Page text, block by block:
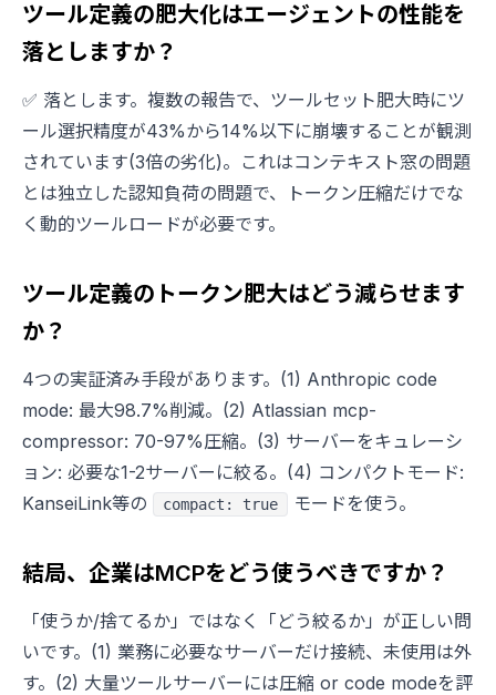
ツール定義の肥大化はエージェントの性能を
落としますか？
✅ 落とします。複数の報告で、ツールセット肥大時にツ
ール選択精度が43%から14%以下に崩壊することが観測
されています(3倍の劣化)。これはコンテキスト窓の問題
とは独立した認知負荷の問題で、トークン圧縮だけでな
く動的ツールロードが必要です。
ツール定義のトークン肥大はどう減らせます
か？
4つの実証済み手段があります。(1) Anthropic code
mode: 最大98.7%削減。(2) Atlassian mcp-
compressor: 70-97%圧縮。(3) サーバーをキュレーシ
ョン: 必要な1-2サーバーに絞る。(4) コンパクトモード:
KanseiLink等の
compact: true モードを使う。
結局、企業はMCPをどう使うべきですか？
「使うか/捨てるか」ではなく「どう絞るか」が正しい問
いです。(1) 業務に必要なサーバーだけ接続、未使用は外
す。(2) 大量ツールサーバーには圧縮 or code modeを評